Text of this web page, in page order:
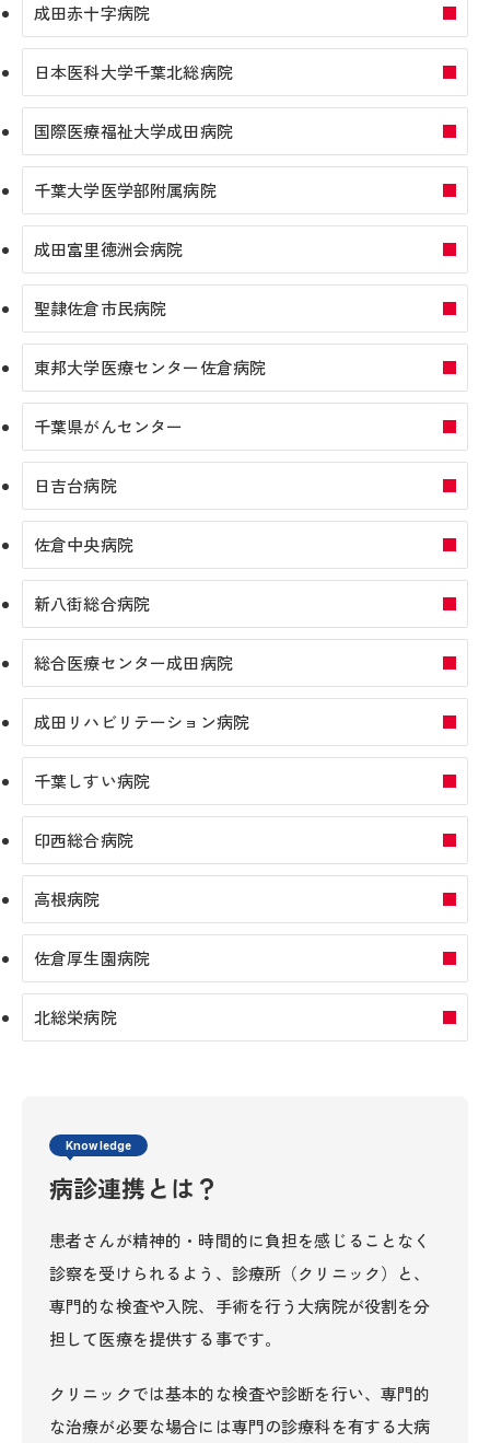
成田赤十字病院
日本医科大学千葉北総病院
国際医療福祉大学成田病院
千葉大学医学部附属病院
成田富里徳洲会病院
聖隷佐倉市民病院
東邦大学医療センター佐倉病院
千葉県がんセンター
日吉台病院
佐倉中央病院
新八街総合病院
総合医療センター成田病院
成田リハビリテーション病院
千葉しすい病院
印西総合病院
高根病院
佐倉厚生園病院
北総栄病院
Knowledge
病診連携とは？
患者さんが精神的・時間的に負担を感じることなく
診察を受けられるよう、診療所（クリニック）と、
専門的な検査や入院、手術を行う大病院が役割を分
担して医療を提供する事です。
クリニックでは基本的な検査や診断を行い、専門的
な治療が必要な場合には専門の診療科を有する大病